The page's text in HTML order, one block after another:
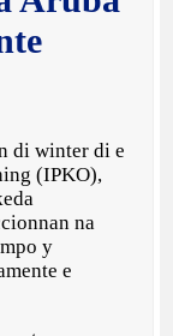
di winter di e
(IPKO),
na
y
e